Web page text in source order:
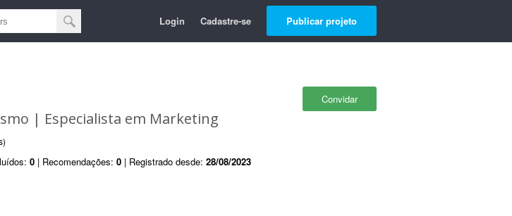
Login Cadastre-se Publicar projeto
Convidar
| Especialista em Marketing
0 | Recomendações: 0 | Registrado desde: 28/08/2023